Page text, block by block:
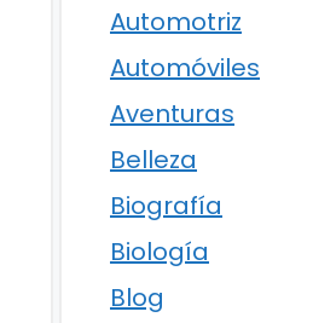
Automotriz
Automóviles
Aventuras
Belleza
Biografía
Biología
Blog